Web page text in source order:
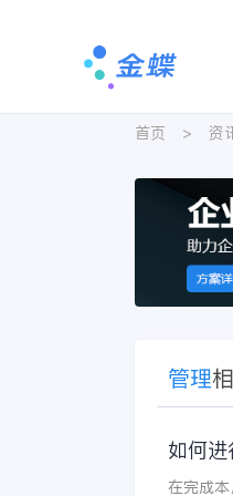
首页 > 资
管理
如何进
在完成